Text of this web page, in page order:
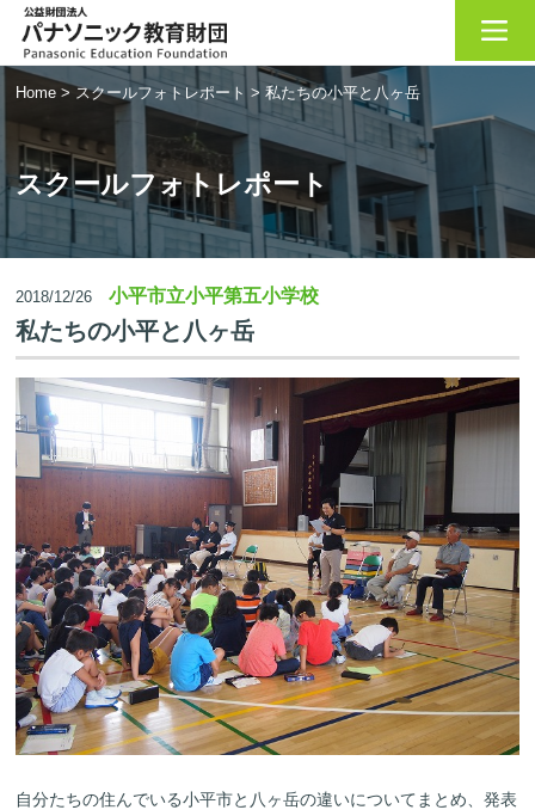
Home > スクールフォトレポート >私たちの小平と八ヶ岳
スクールフォトレポート
2018/12/26 小平市立小平第五小学校
私たちの小平と八ヶ岳
自分たちの住んでいる小平市と八ヶ岳の違いについてまとめ、発表